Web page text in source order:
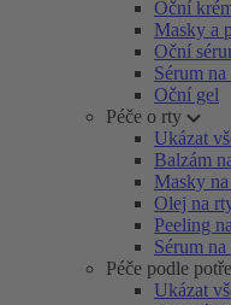
Oční
Masky a
Oční
Sérum na
Oční gel
Péče o rty
Ukázat
Balzám
Masky
Olej na
Peeling
Sérum
Péče podle
Ukázat